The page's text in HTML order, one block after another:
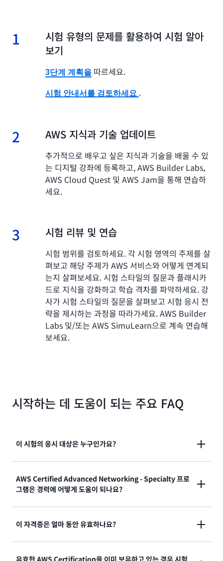
1 1.
시험 유형의 문제를 활용하여 시험 알아
보기
3단계 계획을따르세요.
시험 안내서를 검토하세요 .
2 2.
AWS 지식과 기술 업데이트
추가적으로 배우고 싶은 지식과 기술을 배울 수 있
는 디지털 강좌에 등록하고, AWS Builder Labs,
AWS Cloud Quest 및 AWS Jam을 통해 연습하
세요.
3 3.
시험 리뷰 및 연습
시험 범위를 검토하세요. 각 시험 영역의 주제를 살
펴보고 해당 주제가 AWS 서비스와 어떻게 연계되
는지 살펴보세요. 시험 스타일의 질문과 플래시카
드로 지식을 강화하고 학습 격차를 파악하세요. 강
사가 시험 스타일의 질문을 살펴보고 시험 응시 전
략을 제시하는 과정을 따라가세요. AWS Builder
Labs 및/또는 AWS SimuLearn으로 계속 연습해
보세요.
시작하는 데 도움이 되는 주요 FAQ
이 시험의 응시 대상은 누구인가요?
시험 안내서에 따르면 이 자격증의 이상적인 응시자는 5
년 이상의 네트워킹 경험과 2년 이상의 클라우드 및 하
우드에 2~5년의 경험이 있는 시니어 수준의 기술 직무
담당자에게 적합합니다.
AWS Certified Advanced Networking - Specialty 프로
그램은 경력에 어떻게 도움이 되나요?
자격증을 취득한 이들은 업계에서 인정받는 이 자격증을
이 자격증은 얼마 동안 유효하나요?
유효한 AWS Certification을 이미 보유하고 있는 경우 시험